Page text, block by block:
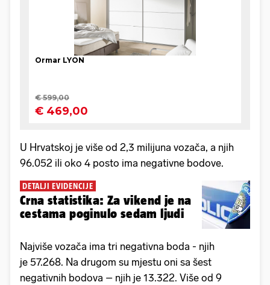
U Hrvatskoj je više od 2,3 milijuna vozača, a njih
96.052 ili oko 4 posto ima negativne bodove.
DETALJI EVIDENCIJE
Crna statistika: Za vikend je na
cestama poginulo sedam ljudi
Najviše vozača ima tri negativna boda - njih
je 57.268. Na drugom su mjestu oni sa šest
negativnih bodova – njih je 13.322. Više od 9